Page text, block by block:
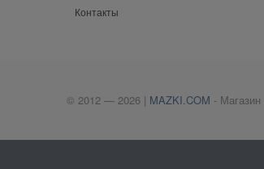
Контакты
© 2012 — 2026 | MAZKI.COM -